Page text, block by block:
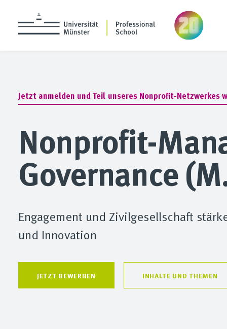
Jetzt anmelden undTeil unseres Nonprofit-Netzwerkes
Nonprofit-
Governance
Engagement und Zivilgesellschaft
und Innovation
JETZT BEWERBEN INHALTE UND THEMEN